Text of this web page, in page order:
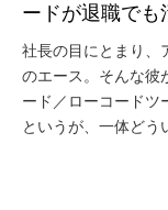
ードが退職でも
社長の目にとまり、
のエース。そんな彼
ード／ローコードツ
というが、一体どう